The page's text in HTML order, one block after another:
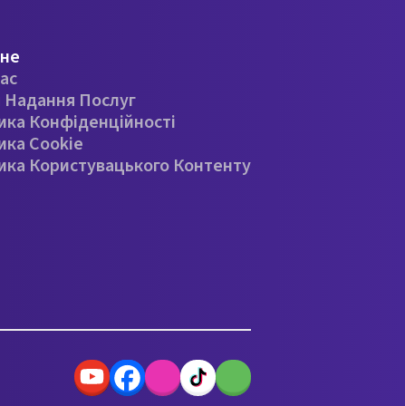
Послуг
Конфіденційності
Cookie
Користувацького Контенту